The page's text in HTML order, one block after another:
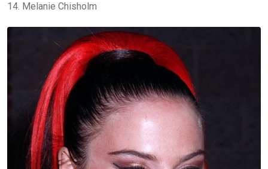
14. Melanie Chisholm